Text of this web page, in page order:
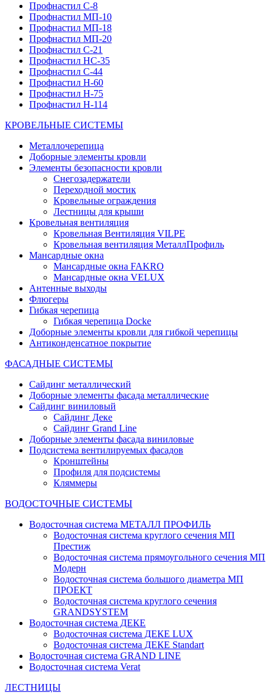
Профнастил С-8
Профнастил МП-10
Профнастил МП-18
Профнастил МП-20
Профнастил С-21
Профнастил НС-35
Профнастил С-44
Профнастил Н-60
Профнастил Н-75
Профнастил Н-114
КРОВЕЛЬНЫЕ СИСТЕМЫ
Металлочерепица
Доборные элементы кровли
Элементы безопасности кровли
Снегозадержатели
Переходной мостик
Кровельные ограждения
Лестницы для крыши
Кровельная вентиляция
Кровельная Вентиляция VILPE
Кровельная вентиляция МеталлПрофиль
Мансардные окна
Мансардные окна FAKRO
Мансардные окна VELUX
Антенные выходы
Флюгеры
Гибкая черепица
Гибкая черепица Docke
Доборные элементы кровли для гибкой черепицы
Антиконденсатное покрытие
ФАСАДНЫЕ СИСТЕМЫ
Сайдинг металлический
Доборные элементы фасада металлические
Сайдинг виниловый
Сайдинг Деке
Сайдинг Grand Line
Доборные элементы фасада виниловые
Подсистема вентилируемых фасадов
Кронштейны
Профиля для подсистемы
Кляммеры
ВОДОСТОЧНЫЕ СИСТЕМЫ
Водосточная система МЕТАЛЛ ПРОФИЛЬ
Водосточная система круглого сечения МП
Престиж
Водосточная система прямоугольного сечения МП
Модерн
Водосточная система большого диаметра МП
ПРОЕКТ
Водосточная система круглого сечения
GRANDSYSTEM
Водосточная система ДЕКЕ
Водосточная система ДЕКЕ LUX
Водосточная система ДЕКЕ Standart
Водосточная система GRAND LINE
Водосточная система Verat
ЛЕСТНИЦЫ